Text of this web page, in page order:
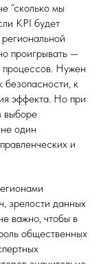
“сколько мы
KPI будет
проигрывать —
процессов. Нужен
к
эффекта. Но при
выборе
один
и
зрелости данных
важно, чтобы в
общественных